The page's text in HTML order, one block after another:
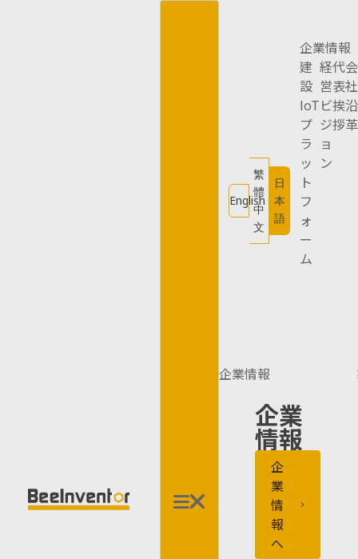
English
繁
體
中
文
日
本
語
企業情報
建
設
IoT
プ
ラ
ッ
ト
フ
ォ
ー
ム
経
営
ビ
ジ
ョ
ン
代
表
挨
拶
会
社
沿
革
企業情報
企業
情報
企
業
情
報
へ
申し訳ありませ
んが、見つかり
ません…
申し訳ありませんが、見つかり